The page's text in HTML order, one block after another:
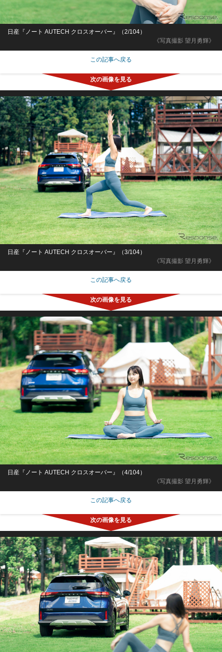
《写真撮影 望月勇輝》
日産『ノート AUTECH クロスオーバー』（2/104）
この記事へ戻る
《写真撮影 望月勇輝》
日産『ノート AUTECH クロスオーバー』（3/104）
この記事へ戻る
《写真撮影 望月勇輝》
日産『ノート AUTECH クロスオーバー』（4/104）
この記事へ戻る